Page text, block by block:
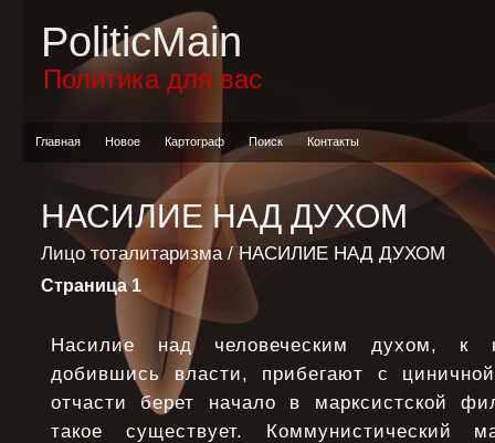
PoliticMain
Политика для вас
Главная Новое Картограф Поиск Контакты
НАСИЛИЕ НАД ДУХОМ
Лицо тоталитаризма/ НАСИЛИЕ НАД ДУХОМ
Страница 1
Насилие над человеческим духом, к
добившись власти, прибегают с
отчасти берет начало в марксистской
такое существует. Коммунистический